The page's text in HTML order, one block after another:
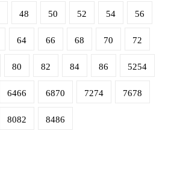
48 50 52 54 56
64 66 68 70 72
80 82 84 86 5254
6466 6870 7274 7678
8082 8486